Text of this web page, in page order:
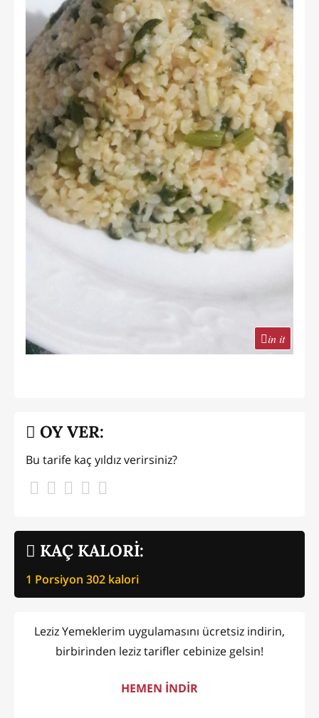
in it
KAÇ KALORİ:
1 Porsiyon 302 kalori
OY VER:
Bu tarife kaç yıldız verirsiniz?
Leziz Yemeklerim uygulamasını ücretsiz indirin,
birbirinden leziz tarifler cebinize gelsin!
HEMEN İNDİR